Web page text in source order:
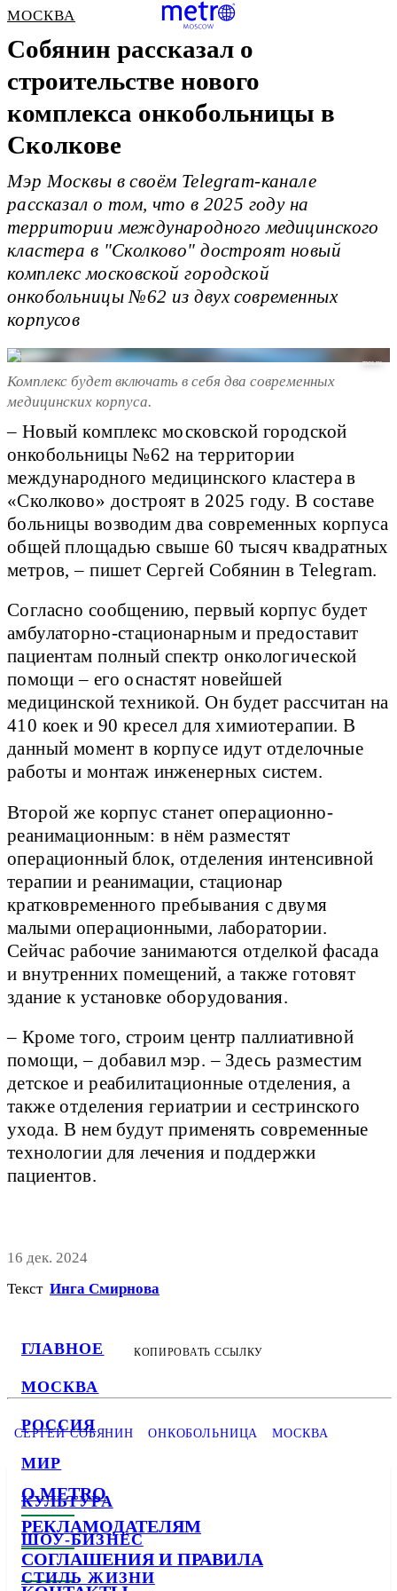
ГЛАВНОЕ
МОСКВА
РОССИЯ
МИР
КУЛЬТУРА
ШОУ-БИЗНЕС
СТИЛЬ ЖИЗНИ
МОСКВА
Собянин рассказал о
строительстве нового
комплекса онкобольницы в
Сколкове
Мэр Москвы в своём Telegram-канале
рассказал о том, что в 2025 году на
территории международного медицинского
кластера в "Сколково" достроят новый
комплекс московской городской
онкобольницы №62 из двух современных
корпусов
mos.ru
Комплекс будет включать в себя два современных
медицинских корпуса.
– Новый комплекс московской городской
онкобольницы №62 на территории
международного медицинского кластера в
«Сколково» достроят в 2025 году. В составе
больницы возводим два современных корпуса
общей площадью свыше 60 тысяч квадратных
метров, – пишет Сергей Собянин в Telegram.
Согласно сообщению, первый корпус будет
амбулаторно-стационарным и предоставит
пациентам полный спектр онкологической
помощи – его оснастят новейшей
медицинской техникой. Он будет рассчитан на
410 коек и 90 кресел для химиотерапии. В
данный момент в корпусе идут отделочные
работы и монтаж инженерных систем.
Второй же корпус станет операционно-
реанимационным: в нём разместят
операционный блок, отделения интенсивной
терапии и реанимации, стационар
кратковременного пребывания с двумя
малыми операционными, лаборатории.
Сейчас рабочие занимаются отделкой фасада
и внутренних помещений, а также готовят
здание к установке оборудования.
– Кроме того, строим центр паллиативной
помощи, – добавил мэр. – Здесь разместим
детское и реабилитационные отделения, а
также отделения гериатрии и сестринского
ухода. В нем будут применять современные
технологии для лечения и поддержки
пациентов.
16 дек. 2024
Текст Инга Смирнова
КОПИРОВАТЬ ССЫЛКУ
СЕРГЕЙ СОБЯНИН ОНКОБОЛЬНИЦА МОСКВА
О METRO
РЕКЛАМОДАТЕЛЯМ
СОГЛАШЕНИЯ И ПРАВИЛА